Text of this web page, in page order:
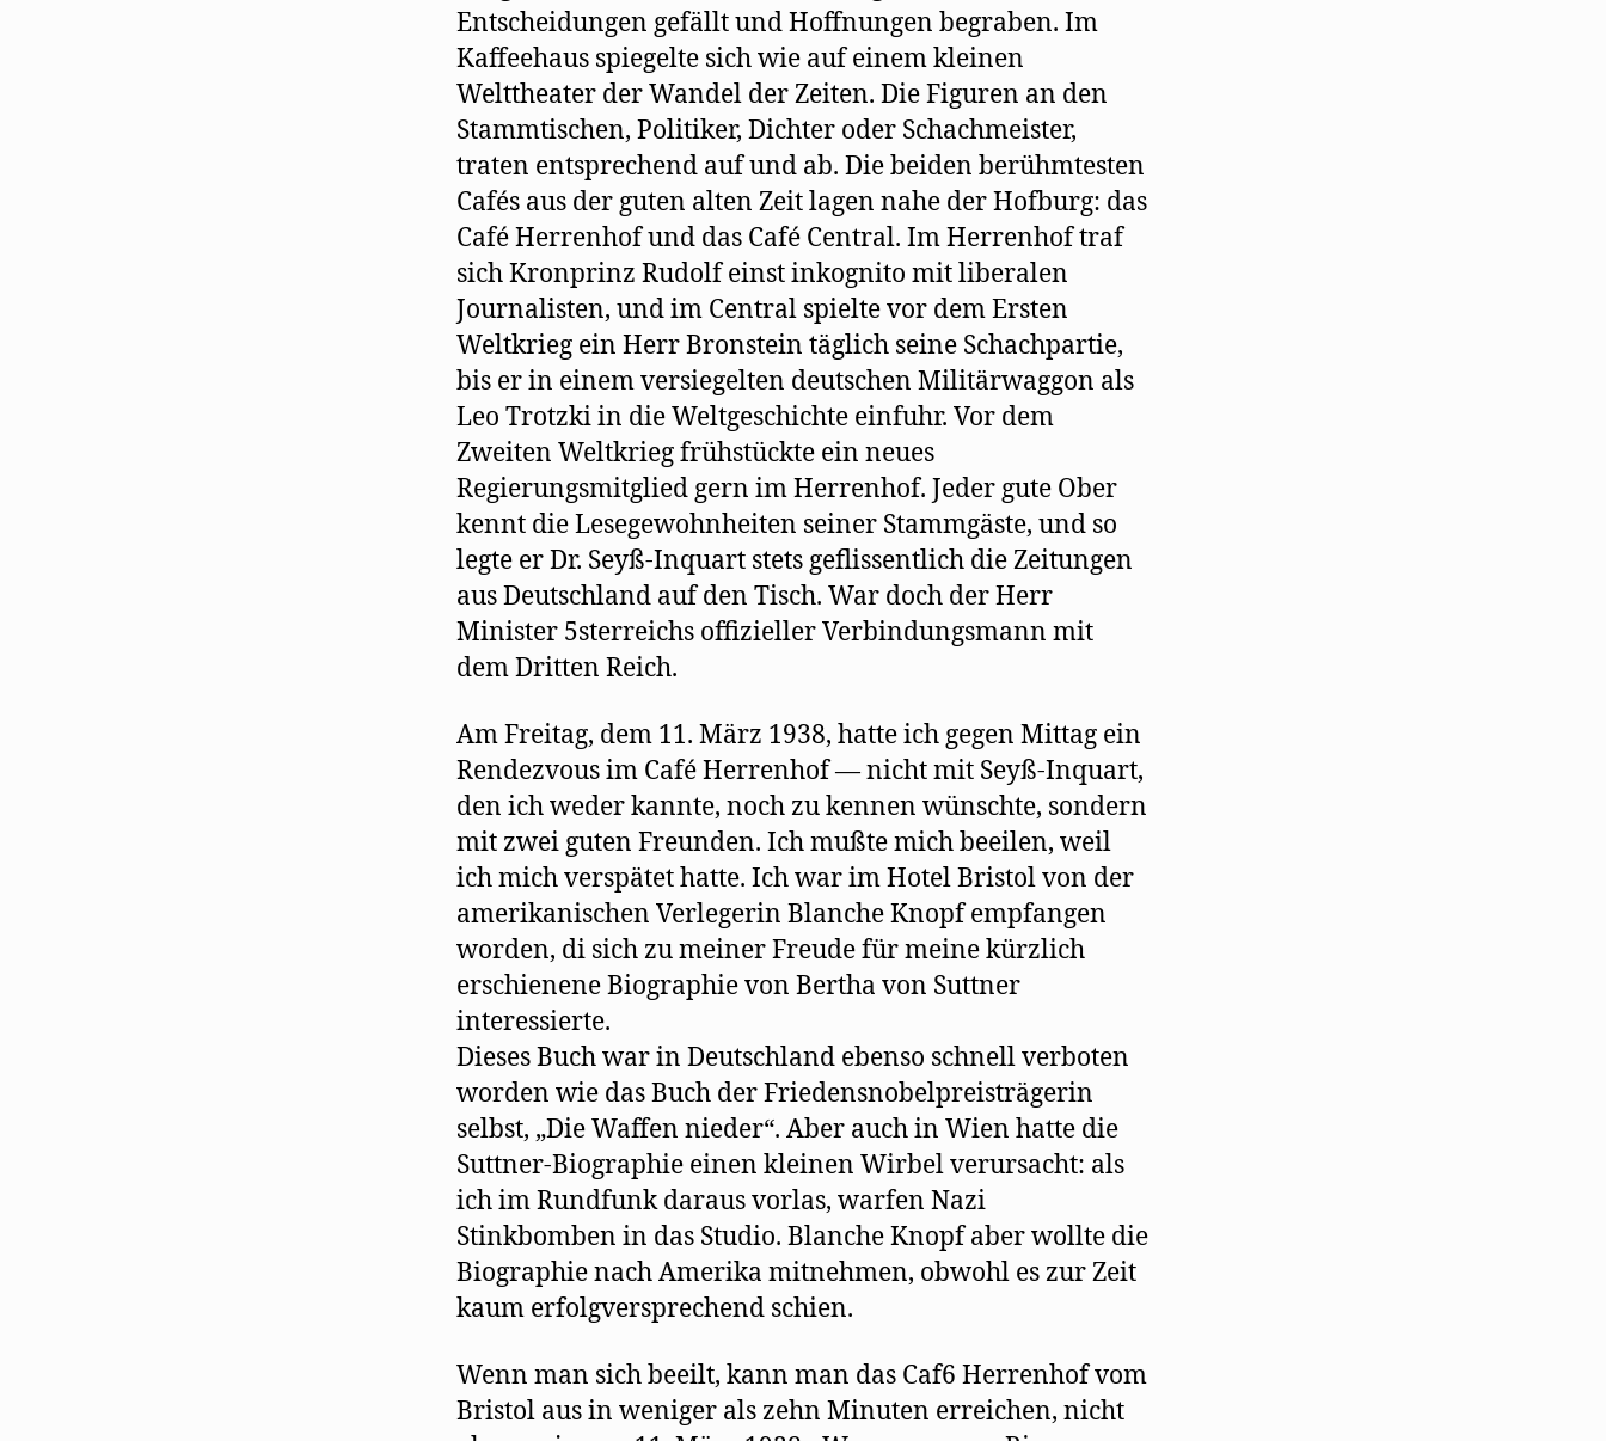
Entscheidungen gefällt und Hoffnungen begraben. Im
Kaffeehaus spiegelte sich wie auf einem kleinen
Welttheater der Wandel der Zeiten. Die Figuren an den
Stammtischen, Politiker, Dichter oder Schachmeister,
traten entsprechend auf und ab. Die beiden berühmtesten
Cafés aus der guten alten Zeit lagen nahe der Hofburg: das
Café Herrenhof und das Café Central. Im Herrenhof traf
sich Kronprinz Rudolf einst inkognito mit liberalen
Journalisten, und im Central spielte vor dem Ersten
Weltkrieg ein Herr Bronstein täglich seine Schachpartie,
bis er in einem versiegelten deutschen Militärwaggon als
Leo Trotzki in die Weltgeschichte einfuhr. Vor dem
Zweiten Weltkrieg frühstückte ein neues
Regierungsmitglied gern im Herrenhof. Jeder gute Ober
kennt die Lesegewohnheiten seiner Stammgäste, und so
legte er Dr. Seyß-Inquart stets geflissentlich die Zeitungen
aus Deutschland auf den Tisch. War doch der Herr
Minister 5sterreichs offizieller Verbindungsmann mit
dem Dritten Reich.
Am Freitag, dem 11. März 1938, hatte ich gegen Mittag ein
Rendezvous im Café Herrenhof — nicht mit Seyß-Inquart,
den ich weder kannte, noch zu kennen wünschte, sondern
mit zwei guten Freunden. Ich mußte mich beeilen, weil
ich mich verspätet hatte. Ich war im Hotel Bristol von der
amerikanischen Verlegerin Blanche Knopf empfangen
worden, di sich zu meiner Freude für meine kürzlich
erschienene Biographie von Bertha von Suttner
interessierte.
Dieses Buch war in Deutschland ebenso schnell verboten
worden wie das Buch der Friedensnobelpreisträgerin
selbst, „Die Waffen nieder“. Aber auch in Wien hatte die
Suttner-Biographie einen kleinen Wirbel verursacht: als
ich im Rundfunk daraus vorlas, warfen Nazi
Stinkbomben in das Studio. Blanche Knopf aber wollte die
Biographie nach Amerika mitnehmen, obwohl es zur Zeit
kaum erfolgversprechend schien.
Wenn man sich beeilt, kann man das Caf6 Herrenhof vom
Bristol aus in weniger als zehn Minuten erreichen, nicht